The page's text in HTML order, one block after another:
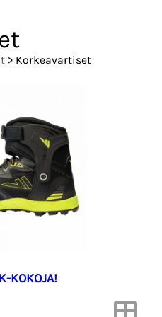
> Korkeavartiset
KOKOJA!